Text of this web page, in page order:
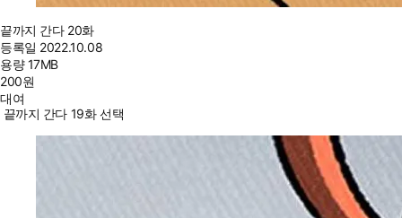
끝까지 간다 20화
등록일 2022.10.08
용량17MB
200원
대여
끝까지 간다 19화 선택